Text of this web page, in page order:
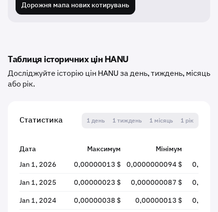
Дорожня мапа нових котирувань
Таблиця історичних цін HANU
Досліджуйте історію цін HANU за день, тиждень, місяць
або рік.
Статистика 1 день 1 тиждень 1 місяць 1 рік
Дата Максимум Мінімум
Jan 1, 2026
0,00000013 $ 0,0000000094 $
Jan 1, 2025 0,00000023 $ 0,000000087 $
Jan 1, 2024 0,00000038 $ 0,00000013 $